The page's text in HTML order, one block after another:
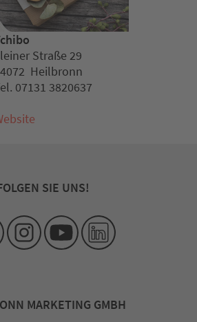
Straße 29
Heilbronn
07131 3820637
SIE UNS!
MARKETING GMBH